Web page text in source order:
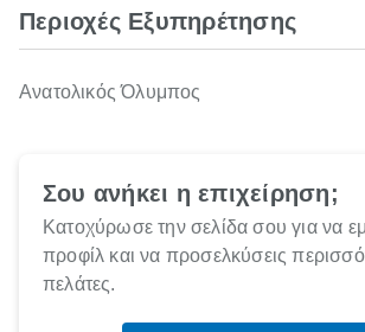
Περιοχές Εξυπηρέτησης
Ανατολικός Όλυμπος
Σου ανήκει η επιχείρηση;
Κατοχύρωσε την σελίδα σου για να
προφίλ και να προσελκύσεις
πελάτες.